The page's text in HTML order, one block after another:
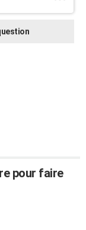
pour faire